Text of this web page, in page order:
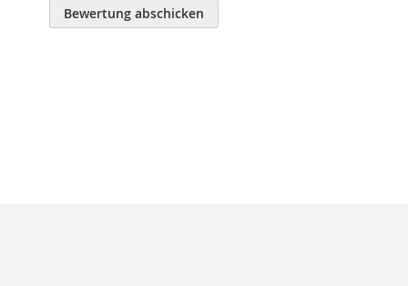
Bewertung abschicken